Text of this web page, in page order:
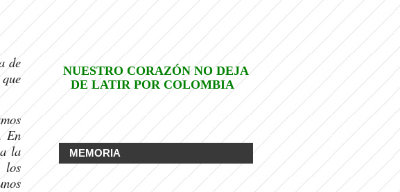
de
En
la
los
NUESTRO CORAZÓN NO DEJA
DE LATIR POR COLOMBIA
MEMORIA